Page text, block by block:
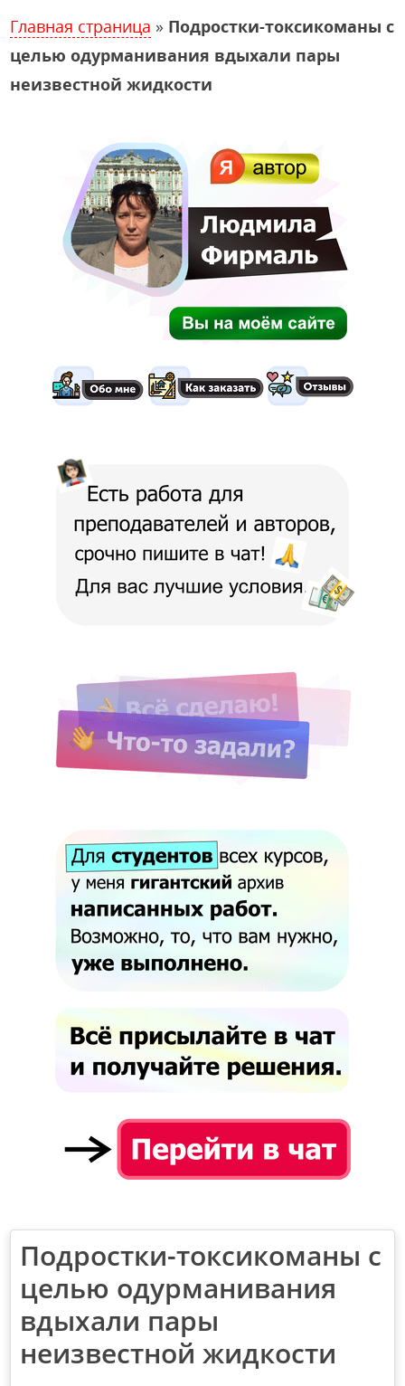
Главная страница » Подростки-токсикоманы с
целью одурманивания вдыхали пары
неизвестной жидкости
Подростки-токсикоманы с
целью одурманивания
вдыхали пары
неизвестной жидкости